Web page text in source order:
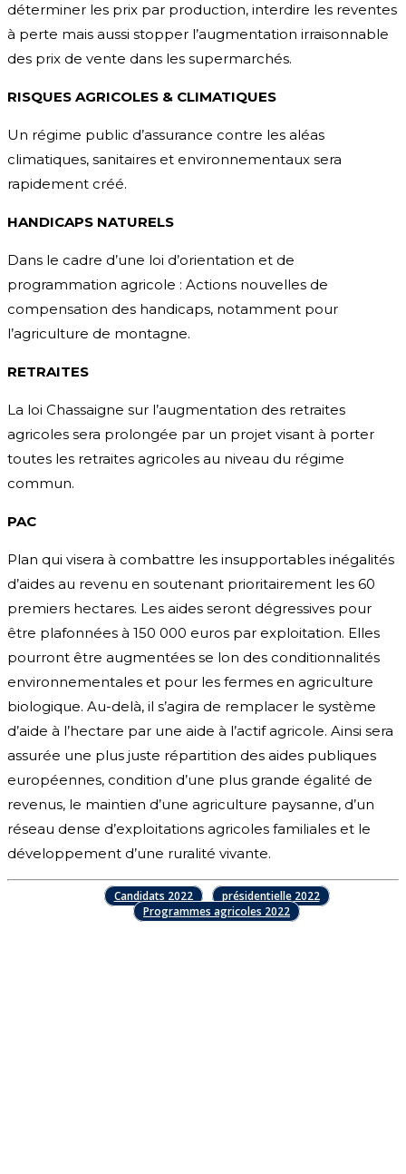
déterminer les prix par production, interdire les reventes
à perte mais aussi stopper l’augmentation irraisonnable
des prix de vente dans les supermarchés.
RISQUES AGRICOLES & CLIMATIQUES
Un régime public d’assurance contre les aléas
climatiques, sanitaires et environnementaux sera
rapidement créé.
HANDICAPS NATURELS
Dans le cadre d’une loi d’orientation et de
programmation agricole : Actions nouvelles de
compensation des handicaps, notamment pour
l’agriculture de montagne.
RETRAITES
La loi Chassaigne sur l’augmentation des retraites
agricoles sera prolongée par un projet visant à porter
toutes les retraites agricoles au niveau du régime
commun.
PAC
Plan qui visera à combattre les insupportables inégalités
d’aides au revenu en soutenant prioritairement les 60
premiers hectares. Les aides seront dégressives pour
être plafonnées à 150 000 euros par exploitation. Elles
pourront être augmentées se lon des conditionnalités
environnementales et pour les fermes en agriculture
biologique. Au-delà, il s’agira de remplacer le système
d’aide à l’hectare par une aide à l’actif agricole. Ainsi sera
assurée une plus juste répartition des aides publiques
européennes, condition d’une plus grande égalité de
revenus, le maintien d’une agriculture paysanne, d’un
réseau dense d’exploitations agricoles familiales et le
développement d’une ruralité vivante.
Candidats 2022
présidentielle 2022
Programmes agricoles 2022